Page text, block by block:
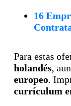
16
Para estas
holandés,
europeo.
currículum